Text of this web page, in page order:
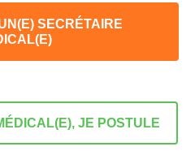
SECRÉTAIRE
JE POSTULE